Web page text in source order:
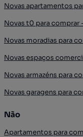
Novas apartamentos
Novas t0 para comprar
Novas moradias para
Novas espaços
Novas armazéns para
Novas garagens para
Não
Apartamentos para